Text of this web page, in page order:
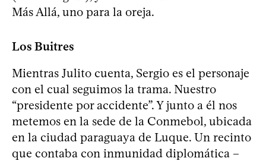
Más Allá, uno para la oreja.
Los Buitres
Mientras Julito cuenta, Sergio es el personaje
con el cual seguimos la trama. Nuestro
“presidente por accidente”. Y junto a él nos
metemos en la sede de la Conmebol, ubicada
en la ciudad paraguaya de Luque. Un recinto
que contaba con inmunidad diplomática –